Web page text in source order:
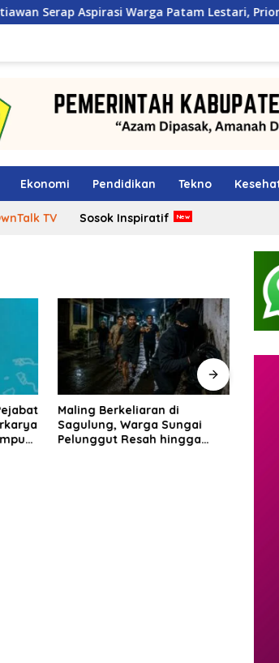
Warga Patam Lestari, Prioritaskan
Ekonomi Pendidikan Tekno
TV Sosok Inspiratif
Maling Berkeliaran di
Sagulung, Warga Sungai
Pelunggut Resah hingga